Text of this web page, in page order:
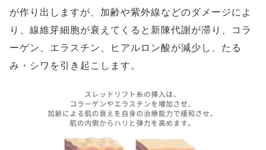
が作り出しますが、加齢や紫外線などのダメージによ
り、線維芽細胞が衰えてくると新陳代謝が滞り、コラ
ーゲン、エラスチン、ヒアルロン酸が減少し、たる
み・シワを引き起こします。